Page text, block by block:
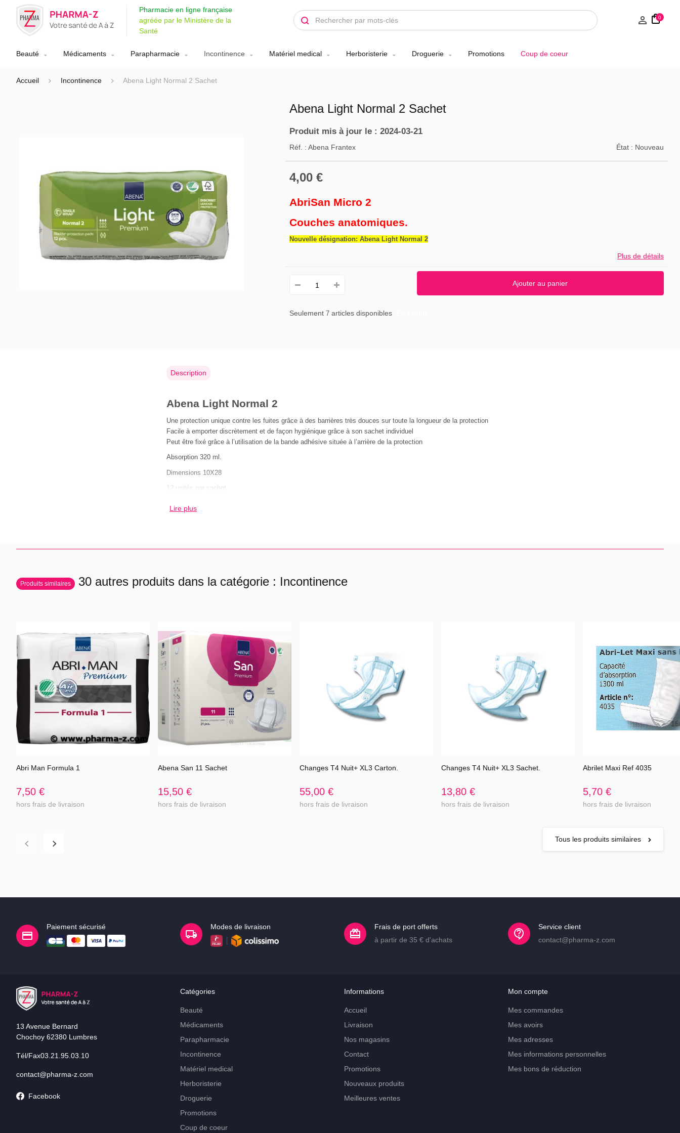
Pharmacie en ligne française
agréée par le Ministère de la
Santé
0
Beauté Médicaments Parapharmacie Incontinence Matériel medical Herboristerie Droguerie Promotions Coup de coeur
Accueil Incontinence Abena Light Normal 2 Sachet
Abena Light Normal 2 Sachet
Produit mis à jour le : 2024-03-21
Réf. : Abena Frantex État : Nouveau
4,00 €
AbriSan Micro 2
Couches anatomiques.
Nouvelle désignation: Abena Light Normal 2
Plus de détails
Ajouter au panier
Seulement 7 articles disponibles
Description
Abena Light Normal 2
Une protection unique contre les fuites grâce à des barrières très douces sur toute la longueur de la protection
Facile à emporter discrètement et de façon hygiénique grâce à son sachet individuel
Peut être fixé grâce à l’utilisation de la bande adhésive située à l’arrière de la protection
Absorption 320 ml.
Dimensions 10X28
12 unités par sachet.
Lire plus
Produits similaires 30 autres produits dans la catégorie : Incontinence
Voir l'article
Abri Man Formula 1
7,50 €
hors frais de livraison
Voir l'article
Abena San 11 Sachet
15,50 €
hors frais de livraison
Voir l'article
Changes T4 Nuit+ XL3 Carton.
55,00 €
hors frais de livraison
Voir l'article
Changes T4 Nuit+ XL3 Sachet.
13,80 €
hors frais de livraison
Voir l'article
Abrilet Maxi Ref 4035
5,70 €
hors frais de livraison
Tous les produits similaires
Paiement sécurisé Modes de livraison
Frais de port offerts
à partir de 35 € d'achats
Service client
contact@pharma-z.com
13 Avenue Bernard
Chochoy 62380 Lumbres
Tél/Fax03.21.95.03.10
contact@pharma-z.com
Facebook
Catégories
Beauté
Médicaments
Parapharmacie
Incontinence
Matériel medical
Herboristerie
Droguerie
Promotions
Coup de coeur
Informations
Accueil
Livraison
Nos magasins
Contact
Promotions
Nouveaux produits
Meilleures ventes
Mon compte
Mes commandes
Mes avoirs
Mes adresses
Mes informations personnelles
Mes bons de réduction